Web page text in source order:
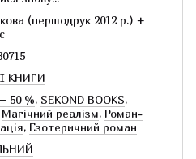
(першодрук 2012 р.) +
КНИГИ
50 %, SEKOND BOOKS,
Магічний реалізм, Роман-
, Езотеричний роман